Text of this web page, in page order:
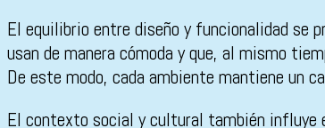
El equilibrio entre diseño y funcionalidad se
usan de manera cómoda y que, al mismo
De este modo, cada ambiente mantiene un
El contexto social y cultural también influye